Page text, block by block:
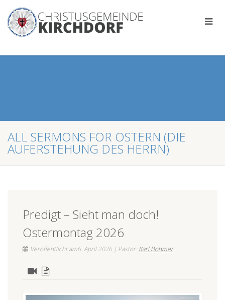
ALL SERMONS FOR OSTERN (DIE
AUFERSTEHUNG DES HERRN)
Predigt – Sieht man doch!
Ostermontag 2026
Veröffentlicht am6. April 2026 | Pastor: Karl Böhmer